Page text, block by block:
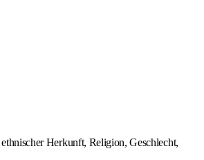
Herkunft, Religion, Geschlecht,